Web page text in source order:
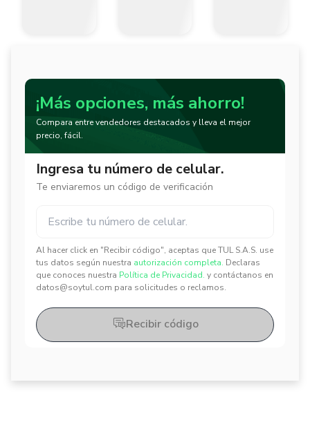
¡Más opciones, más ahorro!
Compara entre vendedores destacados y lleva el mejor
precio, fácil.
Ingresa tu número de celular.
Te enviaremos un código de verificación
Al hacer click en "Recibir código", aceptas que TUL S.A.S. use
tus datos según nuestra autorización completa. Declaras
que conoces nuestra Política de Privacidad. y contáctanos en
datos@soytul.com para solicitudes o reclamos.
✕
✕
Recibir código